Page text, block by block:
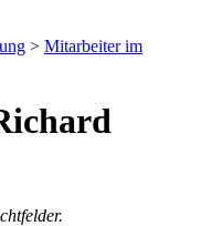
> Mitarbeiter im